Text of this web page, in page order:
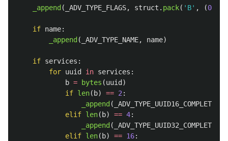
_append ( _ADV_TYPE_FLAGS, struct . pack( ' B' , (0x01
if name:
_append ( _ADV_TYPE_NAME, name)
if services :
for uuid in services :
b = bytes (uuid )
if len( b) == 2:
_append ( _ADV_TYPE_UUID16_COMPLETE
elif len( b) == 4:
_append ( _ADV_TYPE_UUID32_COMPLETE
elif len( b) == 16: